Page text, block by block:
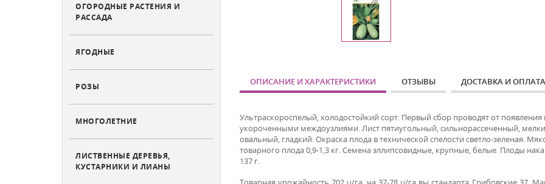
ОГОРОДНЫЕ РАСТЕНИЯ И
РАССАДА
ЯГОДНЫЕ
РОЗЫ
МНОГОЛЕТНИЕ
ЛИСТВЕННЫЕ ДЕРЕВЬЯ,
КУСТАРНИКИ И ЛИАНЫ
ОПИСАНИЕ И ХАРАКТЕРИСТИКИ ОТЗЫВЫ ДОСТАВКА И ОПЛАТА
Ультраскороспелый, холодостойкий сорт. Первый сбор проводят от появления
укороченными междоузлиями. Лист пятиугольный, сильнорассеченный,
овальный, гладкий. Окраска плода в технической спелости светло-зеленая.
товарного плода 0,9-1,3 кг. Семена эллипсовидные, крупные, белые. Плоды
137 г.